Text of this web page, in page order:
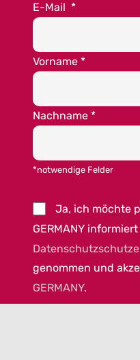
E-Mail *
Vorname *
Nachname *
*notwendige Felder
Ja, ich möchte
GERMANY
genommen und
GERMANY.